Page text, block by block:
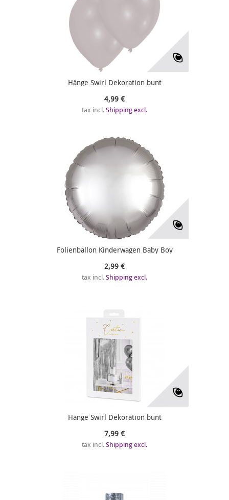
Hänge Swirl Dekoration bunt
4,99 €
tax incl.Shipping excl.
Folienballon Kinderwagen Baby Boy
2,99 €
tax incl.Shipping excl.
Hänge Swirl Dekoration bunt
7,99 €
tax incl.Shipping excl.